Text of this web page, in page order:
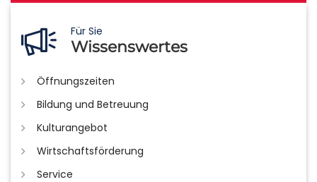
Für Sie
Wissenswertes
Öffnungszeiten
Bildung und Betreuung
Kulturangebot
Wirtschaftsförderung
Service